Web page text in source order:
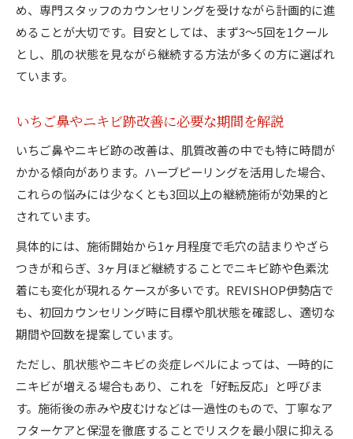
め、専門スタッフのカウンセリングを受けながら計画的に進
めることが大切です。目安としては、まず3～5回を1クール
とし、肌の状態を見ながら継続する方法が多くの方に選ばれ
ています。
いちご鼻やニキビ跡改善に必要な期間を解説
いちご鼻やニキビ跡の改善は、肌質改善の中でも特に時間が
かかる傾向があります。ハーブピーリングを活用した場合、
これらの悩みには少なくとも3回以上の継続施術が効果的と
されています。
具体的には、施術開始から1ヶ月程度で毛穴の詰まりやざら
つきが和らぎ、3ヶ月ほど継続することでニキビ跡や色素沈
着にも変化が現れるケースが多いです。REVISHOP伊勢店で
も、初回カウンセリング時に目標や肌状態を確認し、適切な
期間や回数を提案しています。
ただし、肌状態やニキビの炎症レベルによっては、一時的に
ニキビが増える場合もあり、これを「好転反応」と呼びま
す。施術後の赤みや皮むけなどは一過性のもので、丁寧なア
フターケアと保湿を徹底することでリスクを最小限に抑える